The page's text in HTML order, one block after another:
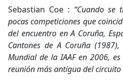
Sebastian Coe : “Cuando
pocas competiciones que
del encuentro en A Coruña,
Cantones de A Coruña
Mundial de la IAAF en 2006,
reunión más antigua del circuito